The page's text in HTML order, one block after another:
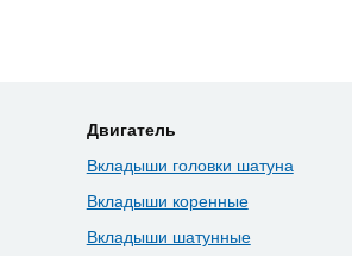
Двигатель
Вкладыши головки шатуна
Вкладыши коренные
Вкладыши шатунные